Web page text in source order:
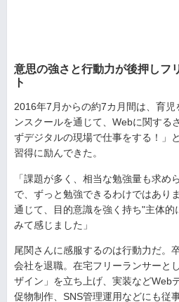
意思の強さと行動力が後押しフ
ト
2016年7月からの約7カ月間は、育児
ンスクールを通じて、Webに関する
ずデジタルの現場で仕事をする！」
習得に励んできた。
「課題が多く、相当な勉強量も求め
で、ずっと勉強できるわけではあり
通じて、目的意識を強く持ち"主体的
みて感じました」
尾関さんに感服するのは行動力だ。
会社を退職。在宅フリーランサーと
ザイン」を立ち上げ、実装などWeb
促物制作、SNS管理運用などにも従